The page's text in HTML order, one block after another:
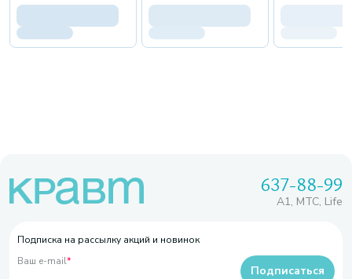
637-88-99
A1, МТС, Life
Подписка на рассылку акций и новинок
Ваш e-mail*
Подписаться